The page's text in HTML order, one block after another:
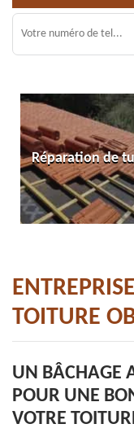
Réparation de
TOITURE
UN BÂCHAGE
POUR UNE
VOTRE